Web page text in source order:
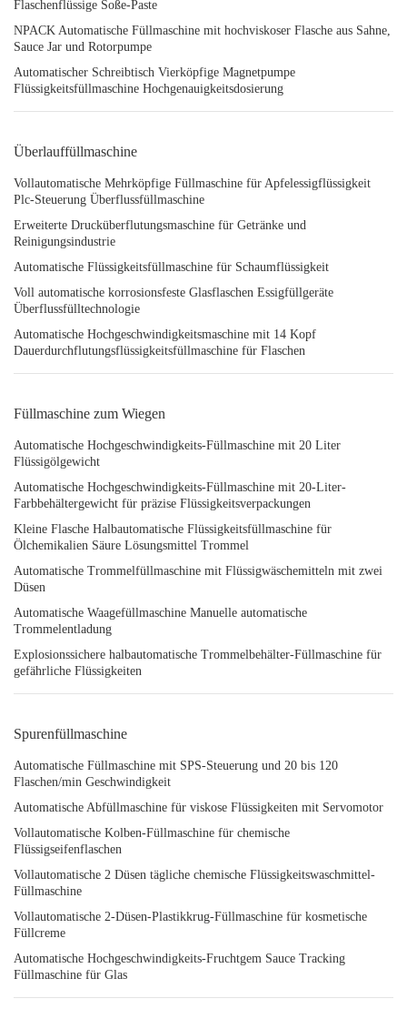
Flaschenflüssige Soße-Paste
NPACK Automatische Füllmaschine mit hochviskoser Flasche aus Sahne,
Sauce Jar und Rotorpumpe
Automatischer Schreibtisch Vierköpfige Magnetpumpe
Flüssigkeitsfüllmaschine Hochgenauigkeitsdosierung
Überlauffüllmaschine
Vollautomatische Mehrköpfige Füllmaschine für Apfelessigflüssigkeit
Plc-Steuerung Überflussfüllmaschine
Erweiterte Drucküberflutungsmaschine für Getränke und
Reinigungsindustrie
Automatische Flüssigkeitsfüllmaschine für Schaumflüssigkeit
Voll automatische korrosionsfeste Glasflaschen Essigfüllgeräte
Überflussfülltechnologie
Automatische Hochgeschwindigkeitsmaschine mit 14 Kopf
Dauerdurchflutungsflüssigkeitsfüllmaschine für Flaschen
Füllmaschine zum Wiegen
Automatische Hochgeschwindigkeits-Füllmaschine mit 20 Liter
Flüssigölgewicht
Automatische Hochgeschwindigkeits-Füllmaschine mit 20-Liter-
Farbbehältergewicht für präzise Flüssigkeitsverpackungen
Kleine Flasche Halbautomatische Flüssigkeitsfüllmaschine für
Ölchemikalien Säure Lösungsmittel Trommel
Automatische Trommelfüllmaschine mit Flüssigwäschemitteln mit zwei
Düsen
Automatische Waagefüllmaschine Manuelle automatische
Trommelentladung
Explosionssichere halbautomatische Trommelbehälter-Füllmaschine für
gefährliche Flüssigkeiten
Spurenfüllmaschine
Automatische Füllmaschine mit SPS-Steuerung und 20 bis 120
Flaschen/min Geschwindigkeit
Automatische Abfüllmaschine für viskose Flüssigkeiten mit Servomotor
Vollautomatische Kolben-Füllmaschine für chemische
Flüssigseifenflaschen
Vollautomatische 2 Düsen tägliche chemische Flüssigkeitswaschmittel-
Füllmaschine
Vollautomatische 2-Düsen-Plastikkrug-Füllmaschine für kosmetische
Füllcreme
Automatische Hochgeschwindigkeits-Fruchtgem Sauce Tracking
Füllmaschine für Glas